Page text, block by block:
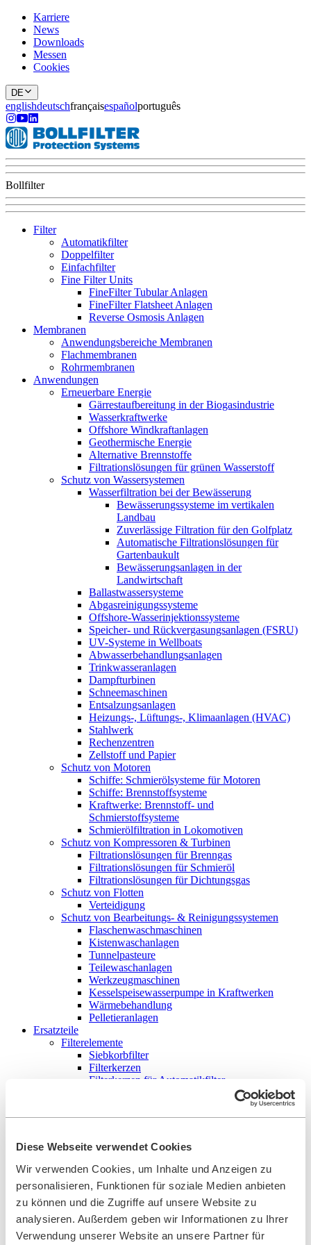
Diese Webseite verwendet Cookies
Wir verwenden Cookies, um Inhalte und Anzeigen zu
personalisieren, Funktionen für soziale Medien anbieten
zu können und die Zugriffe auf unsere Website zu
analysieren. Außerdem geben wir Informationen zu Ihrer
Verwendung unserer Website an unsere Partner für
Karriere
News
Downloads
Messen
Cookies
DE
englishdeutschfrançaisespañolportuguês
Bollfilter
Filter
Automatikfilter
Doppelfilter
Einfachfilter
Fine Filter Units
FineFilter Tubular Anlagen
FineFilter Flatsheet Anlagen
Reverse Osmosis Anlagen
Membranen
Anwendungsbereiche Membranen
Flachmembranen
Rohrmembranen
Anwendungen
Erneuerbare Energie
Gärrestaufbereitung in der Biogasindustrie
Wasserkraftwerke
Offshore Windkraftanlagen
Geothermische Energie
Alternative Brennstoffe
Filtrationslösungen für grünen Wasserstoff
Schutz von Wassersystemen
Wasserfiltration bei der Bewässerung
Bewässerungssysteme im vertikalen
Landbau
Zuverlässige Filtration für den Golfplatz
Automatische Filtrationslösungen für
Gartenbaukult
Bewässerungsanlagen in der
Landwirtschaft
Ballastwassersysteme
Abgasreinigungssysteme
Offshore-Wasserinjektionssysteme
Speicher- und Rückvergasungsanlagen (FSRU)
UV-Systeme in Wellboats
Abwasserbehandlungsanlagen
Trinkwasseranlagen
Dampfturbinen
Schneemaschinen
Entsalzungsanlagen
Heizungs-, Lüftungs-, Klimaanlagen (HVAC)
Stahlwerk
Rechenzentren
Zellstoff und Papier
Schutz von Motoren
Schiffe: Schmierölsysteme für Motoren
Schiffe: Brennstoffsysteme
Kraftwerke: Brennstoff- und
Schmierstoffsysteme
Schmierölfiltration in Lokomotiven
Schutz von Kompressoren & Turbinen
Filtrationslösungen für Brenngas
Filtrationslösungen für Schmieröl
Filtrationslösungen für Dichtungsgas
Schutz von Flotten
Verteidigung
Schutz von Bearbeitungs- & Reinigungssystemen
Flaschenwaschmaschinen
Kistenwaschanlagen
Tunnelpasteure
Teilewaschanlagen
Werkzeugmaschinen
Kesselspeisewasserpumpe in Kraftwerken
Wärmebehandlung
Pelletieranlagen
Ersatzteile
Filterelemente
Siebkorbfilter
Filterkerzen
Filterkerzen für Automatikfilter
Ringsieb
Partikelfilter / Koaleszenzeinsatz
BOLLFILTER
Zubehör
Differenzdruckanzeiger
Elektronische Steuerung
Dichtungen
Digitaler Differenzdruckanzeiger mit Transmitter